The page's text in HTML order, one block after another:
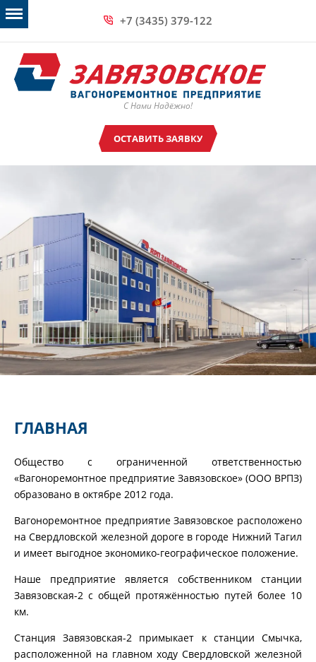
+7 (3435) 379-122
С Нами Надёжно!
ОСТАВИТЬ ЗАЯВКУ
ГЛАВНАЯ
Общество с ограниченной ответственностью
«Вагоноремонтное предприятие Завязовское» (ООО ВРПЗ)
образовано в октябре 2012 года.
Вагоноремонтное предприятие Завязовское расположено
на Свердловской железной дороге в городе Нижний Тагил
и имеет выгодное экономико-географическое положение.
Наше предприятие является собственником станции
Завязовская-2 с общей протяжённостью путей более 10
км.
Станция Завязовская-2 примыкает к станции Смычка,
расположенной на главном ходу Свердловской железной